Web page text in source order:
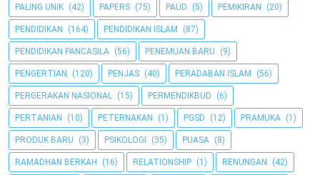
PALING UNIK (42) PAPERS (75) PAUD (5) PEMIKIRAN (20)
PENDIDIKAN (164) PENDIDIKAN ISLAM (87)
PENDIDIKAN PANCASILA (56) PENEMUAN BARU (9)
PENGERTIAN (120) PENJAS (40) PERADABAN ISLAM (56)
PERGERAKAN NASIONAL (15) PERMENDIKBUD (6)
PERTANIAN (10) PETERNAKAN (1) PGSD (12) PRAMUKA (1)
PRODUK BARU (3) PSIKOLOGI (35) PUASA (8)
RAMADHAN BERKAH (16) RELATIONSHIP (1) RENUNGAN (42)